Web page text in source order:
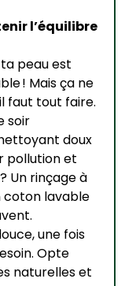
l’équilibre
peau est
! Mais ça ne
faut tout faire.
soir
doux
pollution et
Un rinçage à
coton lavable
une fois
Opte
naturelles et